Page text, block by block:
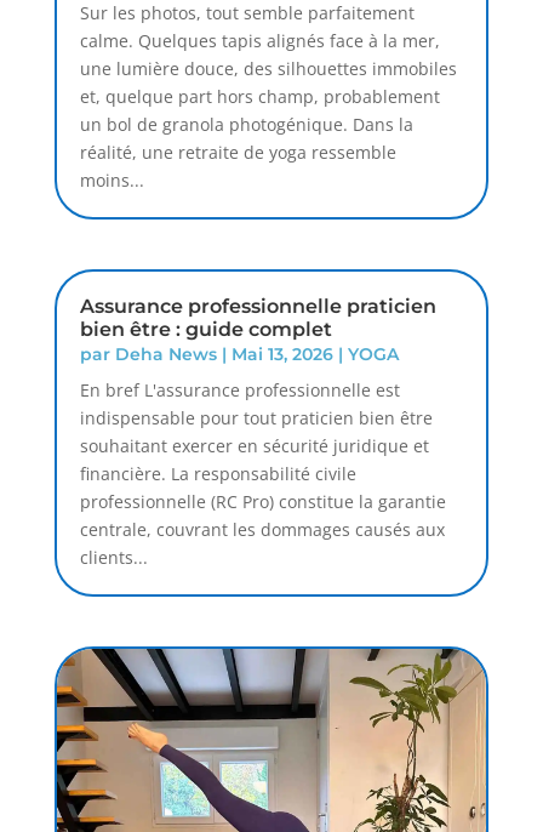
Sur les photos, tout semble parfaitement
calme. Quelques tapis alignés face à la mer,
une lumière douce, des silhouettes immobiles
et, quelque part hors champ, probablement
un bol de granola photogénique. Dans la
réalité, une retraite de yoga ressemble
moins...
Assurance professionnelle praticien
bien être : guide complet
par Deha News| Mai 13, 2026| YOGA
En bref L'assurance professionnelle est
indispensable pour tout praticien bien être
souhaitant exercer en sécurité juridique et
financière. La responsabilité civile
professionnelle (RC Pro) constitue la garantie
centrale, couvrant les dommages causés aux
clients...